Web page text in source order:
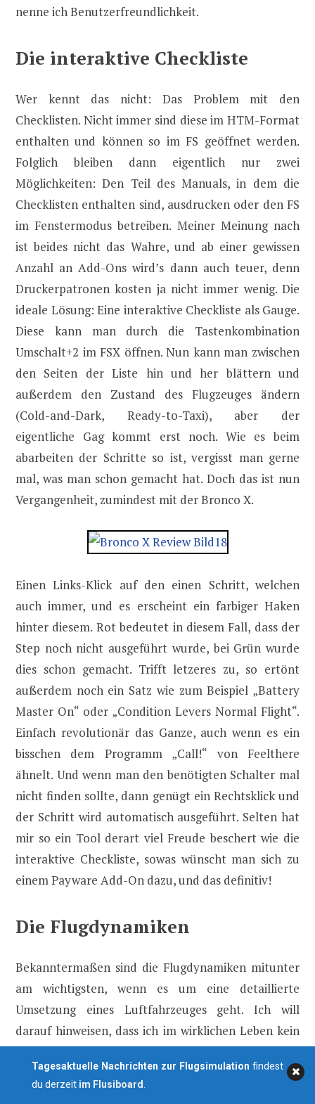
nenne ich Benutzerfreundlichkeit.
Die interaktive Checkliste
Wer kennt das nicht: Das Problem mit den
Checklisten. Nicht immer sind diese im HTM-Format
enthalten und können so im FS geöffnet werden.
Folglich bleiben dann eigentlich nur zwei
Möglichkeiten: Den Teil des Manuals, in dem die
Checklisten enthalten sind, ausdrucken oder den FS
im Fenstermodus betreiben. Meiner Meinung nach
ist beides nicht das Wahre, und ab einer gewissen
Anzahl an Add-Ons wird’s dann auch teuer, denn
Druckerpatronen kosten ja nicht immer wenig. Die
ideale Lösung: Eine interaktive Checkliste als Gauge.
Diese kann man durch die Tastenkombination
Umschalt+2 im FSX öffnen. Nun kann man zwischen
den Seiten der Liste hin und her blättern und
außerdem den Zustand des Flugzeuges ändern
(Cold-and-Dark, Ready-to-Taxi), aber der
eigentliche Gag kommt erst noch. Wie es beim
abarbeiten der Schritte so ist, vergisst man gerne
mal, was man schon gemacht hat. Doch das ist nun
Vergangenheit, zumindest mit der Bronco X.
Einen Links-Klick auf den einen Schritt, welchen
auch immer, und es erscheint ein farbiger Haken
hinter diesem. Rot bedeutet in diesem Fall, dass der
Step noch nicht ausgeführt wurde, bei Grün wurde
dies schon gemacht. Trifft letzeres zu, so ertönt
außerdem noch ein Satz wie zum Beispiel „Battery
Master On“ oder „Condition Levers Normal Flight“.
Einfach revolutionär das Ganze, auch wenn es ein
bisschen dem Programm „Call!“ von Feelthere
ähnelt. Und wenn man den benötigten Schalter mal
nicht finden sollte, dann genügt ein Rechtsklick und
der Schritt wird automatisch ausgeführt. Selten hat
mir so ein Tool derart viel Freude beschert wie die
interaktive Checkliste, sowas wünscht man sich zu
einem Payware Add-On dazu, und das definitiv!
Die Flugdynamiken
Bekanntermaßen sind die Flugdynamiken mitunter
am wichtigsten, wenn es um eine detaillierte
Umsetzung eines Luftfahrzeuges geht. Ich will
darauf hinweisen, dass ich im wirklichen Leben kein
Pilot bin und die Flugdynamiken also lediglich nach
meinen virtuellen Erfahrungen und Kenntnissen
Tagesaktuelle Nachrichten zur Flugsimulation findest
du derzeit im Flusiboard